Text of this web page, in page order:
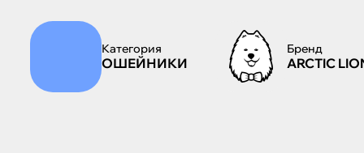
Категория
ОШЕЙНИКИ
Бренд
ARCTIC